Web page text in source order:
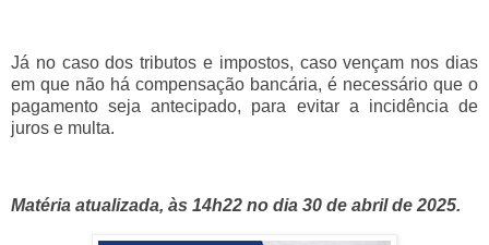
Já no caso dos tributos e impostos, caso vençam nos dias
em que não há compensação bancária, é necessário que o
pagamento seja antecipado, para evitar a incidência de
juros e multa.
Matéria atualizada, às 14h22 no dia 30 de abril de 2025.